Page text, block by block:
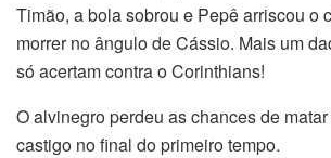
Timão, a bola sobrou e Pepê arriscou o
morrer no ângulo de Cássio. Mais um
só acertam contra o Corinthians!
O alvinegro perdeu as chances de
castigo no final do primeiro tempo.